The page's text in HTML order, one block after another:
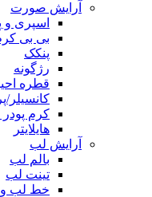
آرایش صورت
اسپری و
بی بی
پنکک
رژگونه
قطره
کانسیلر/
کرم
هایلایتر
آرایش لب
بالم لب
تینت لب
خط لب و